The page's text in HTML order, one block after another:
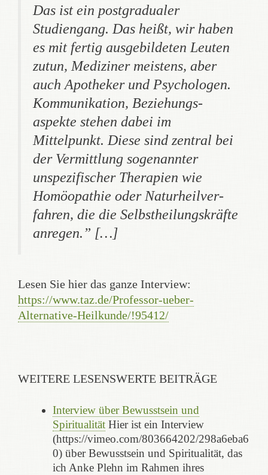
Das ist ein postgradualer
Studiengang. Das heißt, wir haben
es mit fertig ausgebildeten Leuten
zutun, Mediziner meistens, aber
auch Apotheker und Psychologen.
Kommunikation, Beziehungs­
aspekte stehen dabei im
Mittelpunkt. Diese sind zentral bei
der Vermittlung sogenannter
unspezifischer Therapien wie
Homöopathie oder Natur­heil­ver­
fahren, die die Selbst­heilungs­kräfte
anregen.” […]
Lesen Sie hier das ganze Interview:
https://www.taz.de/Professor-ueber-
Alternative-Heilkunde/!95412/
WEITERE LESENSWERTE BEITRÄGE
Interview über Bewusstsein und
SpiritualitätHier ist ein Interview
(https://vimeo.com/803664202/298a6eba6
0) über Bewusstsein und Spiritualität, das
ich Anke Plehn im Rahmen ihres